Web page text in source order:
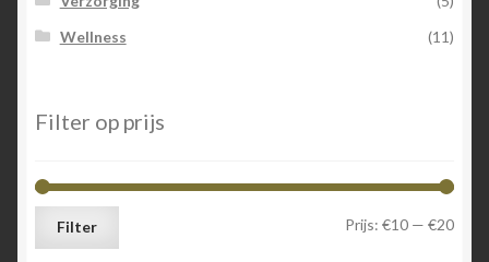
Wellness
(11)
Filter op prijs
Min.
Max.
Filter Prijs: €10 — €20